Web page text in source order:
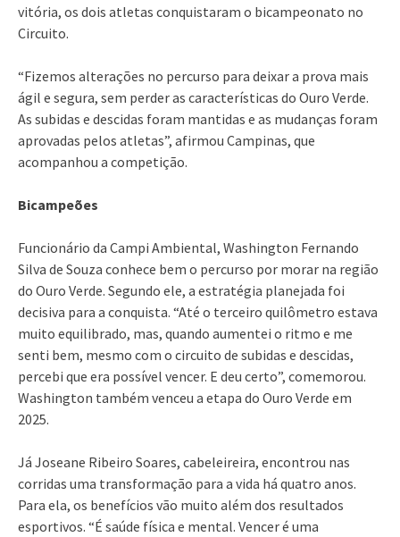
vitória, os dois atletas conquistaram o bicampeonato no
Circuito.
“Fizemos alterações no percurso para deixar a prova mais
ágil e segura, sem perder as características do Ouro Verde.
As subidas e descidas foram mantidas e as mudanças foram
aprovadas pelos atletas”, afirmou Campinas, que
acompanhou a competição.
Bicampeões
Funcionário da Campi Ambiental, Washington Fernando
Silva de Souza conhece bem o percurso por morar na região
do Ouro Verde. Segundo ele, a estratégia planejada foi
decisiva para a conquista. “Até o terceiro quilômetro estava
muito equilibrado, mas, quando aumentei o ritmo e me
senti bem, mesmo com o circuito de subidas e descidas,
percebi que era possível vencer. E deu certo”, comemorou.
Washington também venceu a etapa do Ouro Verde em
2025.
Já Joseane Ribeiro Soares, cabeleireira, encontrou nas
corridas uma transformação para a vida há quatro anos.
Para ela, os benefícios vão muito além dos resultados
esportivos. “É saúde física e mental. Vencer é uma